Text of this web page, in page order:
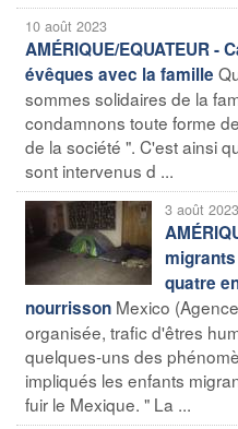
10 août 2023
AMÉRIQUE/EQUATEUR -
évêques avec la famille
sommes solidaires de la
condamnons toute forme
de la société ". C'est ainsi
sont intervenus d ...
3 août 2023
quatre
nourrisson Mexico
organisée, trafic d'êtres
quelques-uns des
impliqués les enfants
fuir le Mexique. " La ...